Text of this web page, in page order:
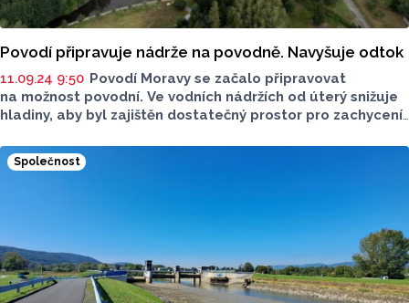
Povodí připravuje nádrže na povodně. Navyšuje odtok
11.09.24 9:50 Povodí Moravy se začalo připravovat
na možnost povodní. Ve vodních nádržích od úterý snižuje
hladiny, aby byl zajištěn dostatečný prostor pro zachycení
na upozornění Českého hydrometeorologického ústavu
(ČHMÚ) o vydatných srážkách v příštích dnech.
Společnost